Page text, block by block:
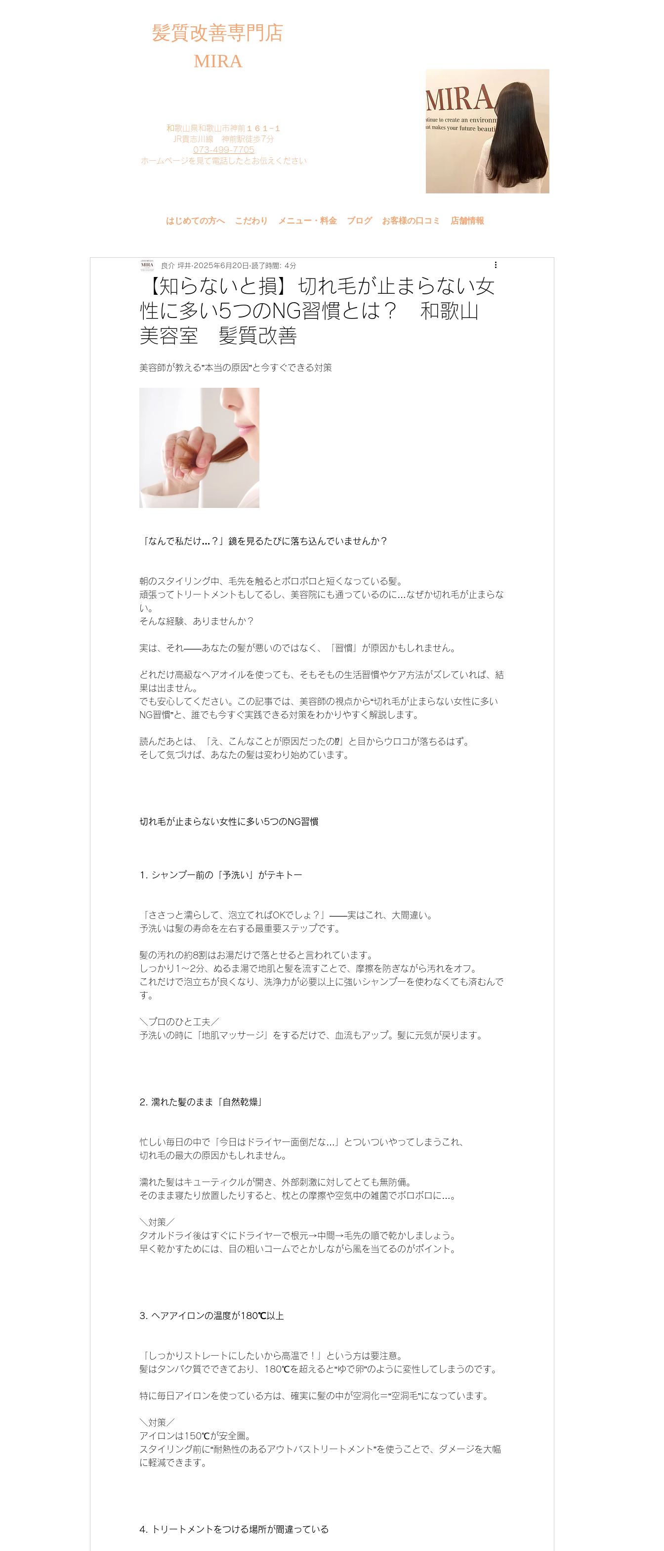
​髪質改善専門店
MIRA
​和歌山県和歌山市神前１６１−１
JR貴志川線 神前駅徒歩7分
073-499-7705
​ホームページを見て電話したとお伝えください
はじめての方へ こだわり メニュー・料金 ブログ お客様の口コミ 店舗情報
【知らないと損】切れ毛が止まらない女
性に多い5つのNG習慣とは？ 和歌山
美容室 髪質改善
良介 坪井 2025年6月20日 読了時間: 4分
美容師が教える”本当の原因”と今すぐできる対策
「なんで私だけ…？」鏡を見るたびに落ち込んでいませんか？
朝のスタイリング中、毛先を触るとポロポロと短くなっている髪。
頑張ってトリートメントもしてるし、美容院にも通っているのに…なぜか切れ毛が止まらな
い。
そんな経験、ありませんか？
実は、それ――あなたの髪が悪いのではなく、「習慣」が原因かもしれません。
どれだけ高級なヘアオイルを使っても、そもそもの生活習慣やケア方法がズレていれば、結
果は出ません。
でも安心してください。この記事では、美容師の視点から“切れ毛が止まらない女性に多い
NG習慣”と、誰でも今すぐ実践できる対策をわかりやすく解説します。
読んだあとは、「え、こんなことが原因だったの⁉」と目からウロコが落ちるはず。
そして気づけば、あなたの髪は変わり始めています。
切れ毛が止まらない女性に多い5つのNG習慣
1. シャンプー前の「予洗い」がテキトー
「ささっと濡らして、泡立てればOKでしょ？」――実はこれ、大間違い。
予洗いは髪の寿命を左右する最重要ステップです。
髪の汚れの約8割はお湯だけで落とせると言われています。
しっかり1〜2分、ぬるま湯で地肌と髪を流すことで、摩擦を防ぎながら汚れをオフ。
これだけで泡立ちが良くなり、洗浄力が必要以上に強いシャンプーを使わなくても済むんで
す。
＼プロのひと工夫／
予洗いの時に「地肌マッサージ」をするだけで、血流もアップ。髪に元気が戻ります。
2. 濡れた髪のまま「自然乾燥」
忙しい毎日の中で「今日はドライヤー面倒だな…」とついついやってしまうこれ、
切れ毛の最大の原因かもしれません。
濡れた髪はキューティクルが開き、外部刺激に対してとても無防備。
そのまま寝たり放置したりすると、枕との摩擦や空気中の雑菌でボロボロに…。
＼対策／
タオルドライ後はすぐにドライヤーで根元→中間→毛先の順で乾かしましょう。
早く乾かすためには、目の粗いコームでとかしながら風を当てるのがポイント。
3. ヘアアイロンの温度が180℃以上
「しっかりストレートにしたいから高温で！」という方は要注意。
髪はタンパク質でできており、180℃を超えると“ゆで卵”のように変性してしまうのです。
特に毎日アイロンを使っている方は、確実に髪の中が空洞化＝“空洞毛”になっています。
＼対策／
アイロンは150℃が安全圏。
スタイリング前に“耐熱性のあるアウトバストリートメント”を使うことで、ダメージを大幅
に軽減できます。
4. トリートメントをつける場所が間違っている